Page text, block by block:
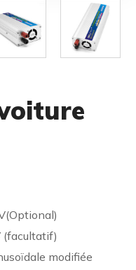
(facultatif)
modifiée